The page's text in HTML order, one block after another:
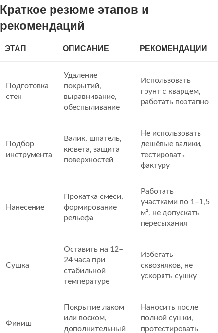
Краткое резюме этапов и
рекомендаций
ЭТАП ОПИСАНИЕ РЕКОМЕНДАЦИИ
Подготовка
стен
Удаление
покрытий,
выравнивание,
обеспыливание
Использовать
грунт с кварцем,
работать поэтапно
Подбор
инструмента
Валик, шпатель,
кювета, защита
поверхностей
Не использовать
дешёвые валики,
тестировать
фактуру
Нанесение
Прокатка смеси,
формирование
рельефа
Работать
участками по 1–1,5
м², не допускать
пересыхания
Сушка
Оставить на 12–
24 часа при
стабильной
температуре
Избегать
сквозняков, не
ускорять сушку
Финиш
Покрытие лаком
или воском,
дополнительный
Наносить после
полной сушки,
протестировать